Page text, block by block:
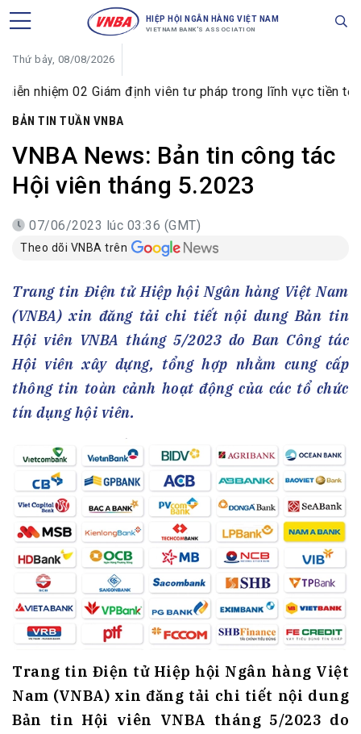
HIỆP HỘI NGÂN HÀNG VIỆT NAM
VIETNAM BANK'S ASSOCIATION
Thứ bảy, 08/08/2026
02 Giám định viên tư pháp trong lĩnh vực tiền tệ và ngân
BẢN TIN TUẦN VNBA
VNBA News: Bản tin công tác
Hội viên tháng 5.2023
07/06/2023 lúc 03:36 (GMT)
Theo dõi VNBA trên
Trang tin Điện tử Hiệp hội Ngân hàng Việt Nam
(VNBA) xin đăng tải chi tiết nội dung Bản tin
Hội viên VNBA tháng 5/2023 do Ban Công tác
Hội viên xây dựng, tổng hợp nhằm cung cấp
thông tin toàn cảnh hoạt động của các tổ chức
tín dụng hội viên.
Trang tin Điện tử Hiệp hội Ngân hàng Việt
Nam (VNBA) xin đăng tải chi tiết nội dung
Bản tin Hội viên VNBA tháng 5/2023 do